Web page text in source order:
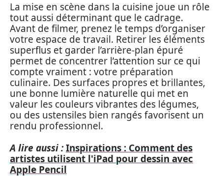
La mise en scène dans la cuisine joue un rôle
tout aussi déterminant que le cadrage.
Avant de filmer, prenez le temps d’organiser
votre espace de travail. Retirer les éléments
superflus et garder l’arrière-plan épuré
permet de concentrer l’attention sur ce qui
compte vraiment : votre préparation
culinaire. Des surfaces propres et brillantes,
une bonne lumière naturelle qui met en
valeur les couleurs vibrantes des légumes,
ou des ustensiles bien rangés favorisent un
rendu professionnel.
A lire aussi :Inspirations : Comment des
artistes utilisent l'iPad pour dessin avec
Apple Pencil